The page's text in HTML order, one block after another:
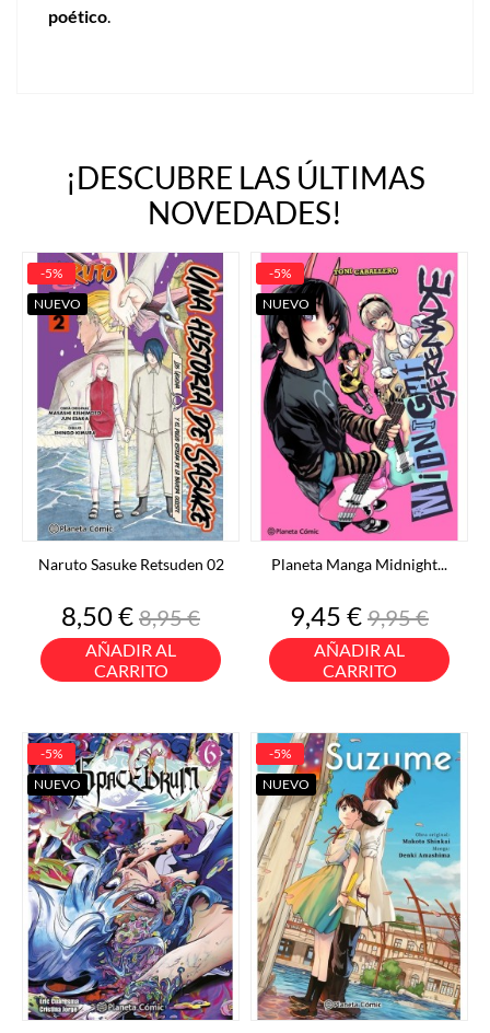
poético.
¡DESCUBRE LAS ÚLTIMAS
NOVEDADES!
Naruto Sasuke Retsuden 02
Precio
8,50 €Precio
base
8,95 €
AÑADIR AL
CARRITO
-5%
NUEVO
Planeta Manga Midnight...
Precio
9,45 €Precio
base
9,95 €
AÑADIR AL
CARRITO
-5%
NUEVO
-5%
NUEVO
-5%
NUEVO